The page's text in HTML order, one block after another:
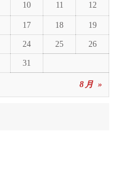
8月 »
10 11 12
17 18 19
24 25 26
31